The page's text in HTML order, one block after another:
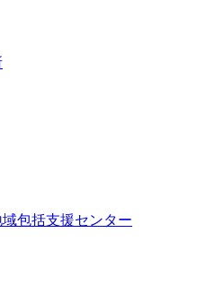
包括支援センター